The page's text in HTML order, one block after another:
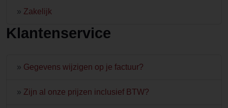
» Zakelijk
Klantenservice
» Gegevens wijzigen op je factuur?
» Zijn al onze prijzen inclusief BTW?